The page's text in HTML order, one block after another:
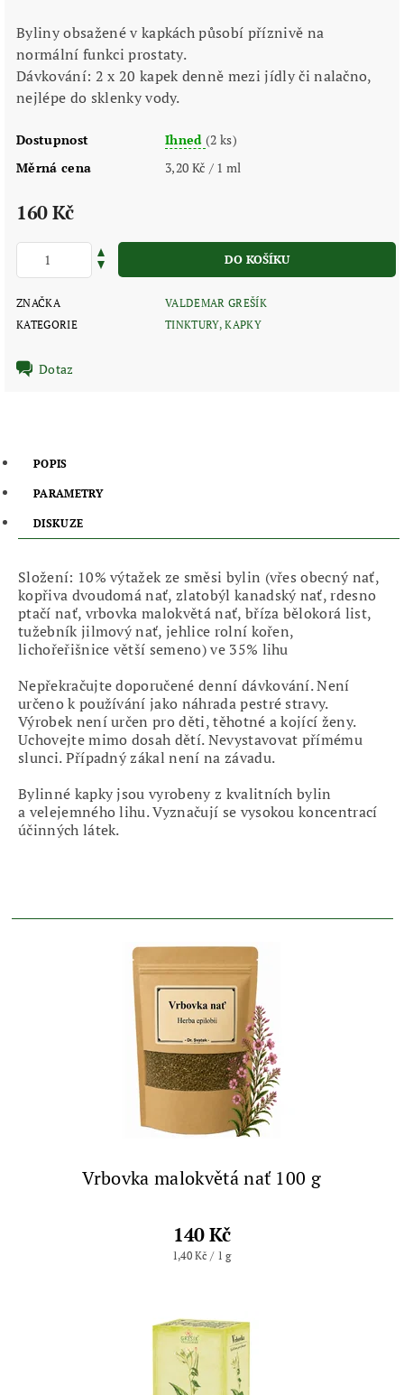
Byliny obsažené v kapkách působí příznivě na
normální funkci prostaty.
Dávkování: 2 x 20 kapek denně mezi jídly či nalačno,
nejlépe do sklenky vody.
Dostupnost Ihned(2 ks)
Měrná cena
3,20 Kč / 1 ml
160 Kč
ZNAČKA
VALDEMAR GREŠÍK
KATEGORIE
TINKTURY, KAPKY
Dotaz
POPIS
PARAMETRY
DISKUZE
Složení: 10% výtažek ze směsi bylin (vřes obecný nať,
kopřiva dvoudomá nať, zlatobýl kanadský nať, rdesno
ptačí nať, vrbovka malokvětá nať, bříza bělokorá list,
tužebník jilmový nať, jehlice rolní kořen,
lichořeřišnice větší semeno) ve 35% lihu
Nepřekračujte doporučené denní dávkování. Není
určeno k používání jako náhrada pestré stravy.
Výrobek není určen pro děti, těhotné a kojící ženy.
Uchovejte mimo dosah dětí. Nevystavovat přímému
slunci. Případný zákal není na závadu.
Bylinné kapky jsou vyrobeny z kvalitních bylin
a velejemného lihu. Vyznačují se vysokou koncentrací
účinných látek.
Vrbovka malokvětá nať 100 g
140 Kč
1,40 Kč / 1 g